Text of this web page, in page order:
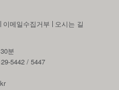
이메일수집거부
오시는 길
분
5442 / 5447